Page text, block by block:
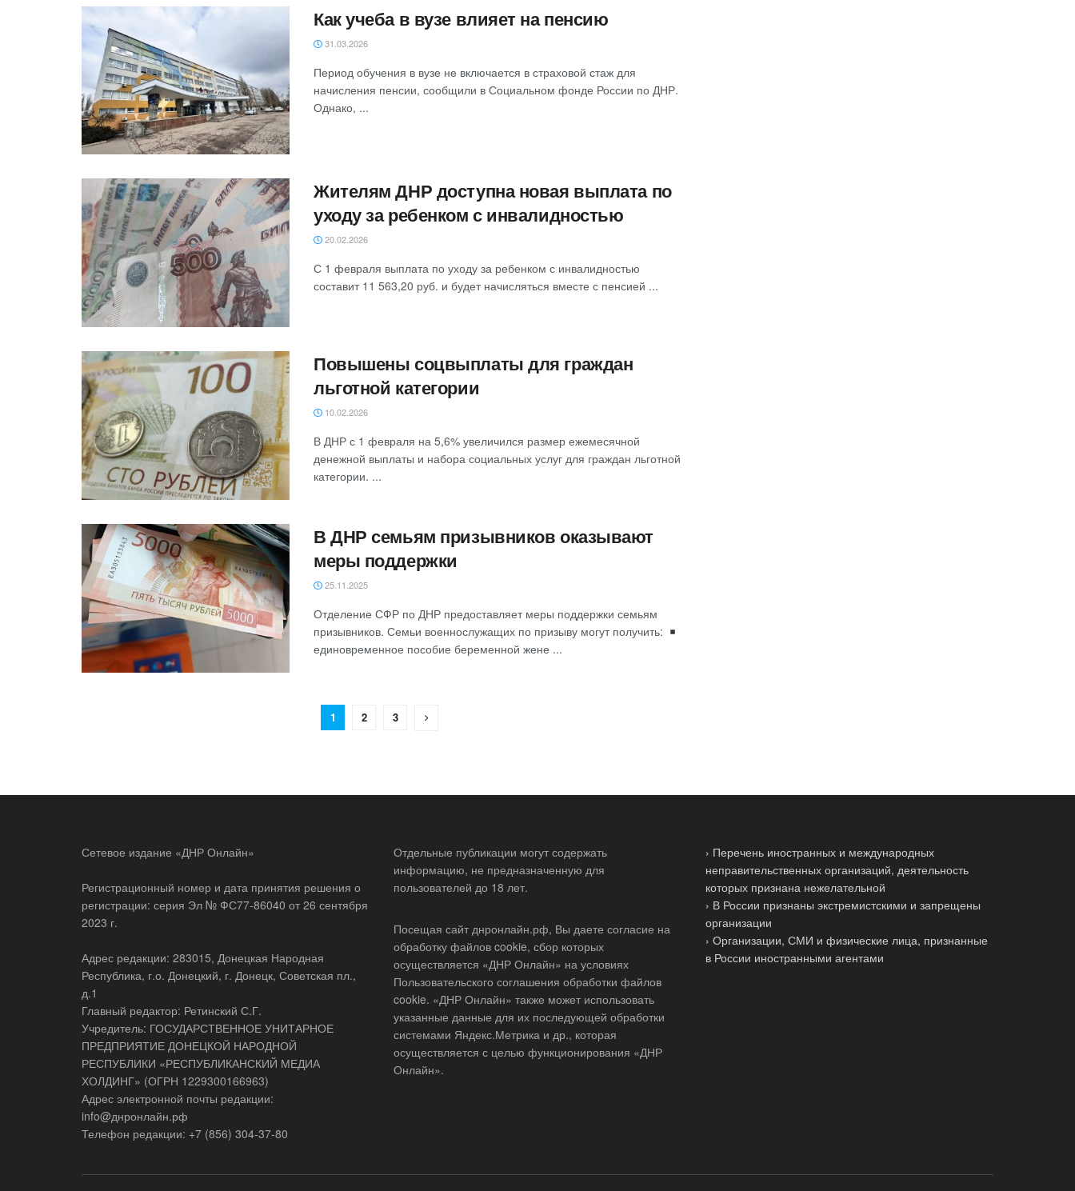
Как учеба в вузе влияет на пенсию
31.03.2026
Период обучения в вузе не включается в страховой стаж для
начисления пенсии, сообщили в Социальном фонде России по ДНР.
Однако, ...
Жителям ДНР доступна новая выплата по
уходу за ребенком с инвалидностью
20.02.2026
С 1 февраля выплата по уходу за ребенком с инвалидностью
составит 11 563,20 руб. и будет начисляться вместе с пенсией ...
Повышены соцвыплаты для граждан
льготной категории
10.02.2026
В ДНР с 1 февраля на 5,6% увеличился размер ежемесячной
денежной выплаты и набора социальных услуг для граждан льготной
категории. ...
В ДНР семьям призывников оказывают
меры поддержки
25.11.2025
Отделение СФР по ДНР предоставляет меры поддержки семьям
призывников. Семьи военнослужащих по призыву могут получить:
единовременное пособие беременной жене ...
1 2 3
Сетевое издание «ДНР Онлайн»
Регистрационный номер и дата принятия решения о
регистрации: серия Эл № ФС77-86040 от 26 сентября
2023 г.
Адрес редакции: 283015, Донецкая Народная
Республика, г.о. Донецкий, г. Донецк, Советская пл.,
д.1
Главный редактор: Ретинский С.Г.
Учредитель: ГОСУДАРСТВЕННОЕ УНИТАРНОЕ
ПРЕДПРИЯТИЕ ДОНЕЦКОЙ НАРОДНОЙ
РЕСПУБЛИКИ «РЕСПУБЛИКАНСКИЙ МЕДИА
ХОЛДИНГ» (ОГРН 1229300166963)
Адрес электронной почты редакции:
info@днронлайн.рф
Телефон редакции: +7 (856) 304-37-80
Отдельные публикации могут содержать
информацию, не предназначенную для
пользователей до 18 лет.
Посещая сайт днронлайн.рф, Вы даете согласие на
обработку файлов cookie, сбор которых
осуществляется «ДНР Онлайн» на условиях
Пользовательского соглашения обработки файлов
cookie. «ДНР Онлайн» также может использовать
указанные данные для их последующей обработки
системами Яндекс.Метрика и др., которая
осуществляется с целью функционирования «ДНР
Онлайн».
› Перечень иностранных и международных
неправительственных организаций, деятельность
которых признана нежелательной
› В России признаны экстремистскими и запрещены
организации
› Организации, СМИ и физические лица, признанные
в России иностранными агентами